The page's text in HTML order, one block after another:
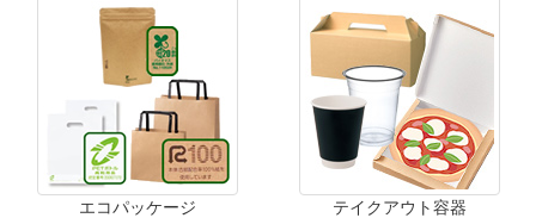
エコパッケージ テイクアウト容器